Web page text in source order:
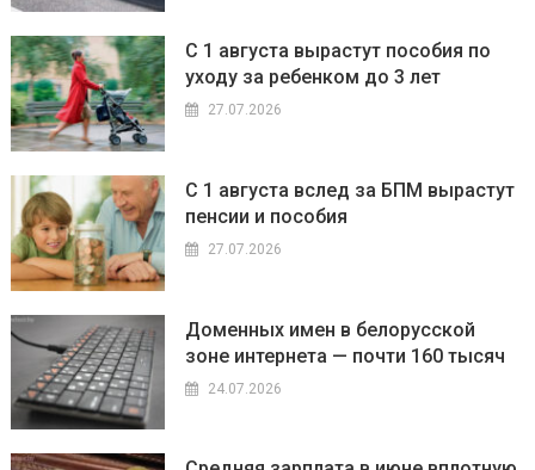
С 1 августа вырастут пособия по
уходу за ребенком до 3 лет
27.07.2026
С 1 августа вслед за БПМ вырастут
пенсии и пособия
27.07.2026
Доменных имен в белорусской
зоне интернета — почти 160 тысяч
24.07.2026